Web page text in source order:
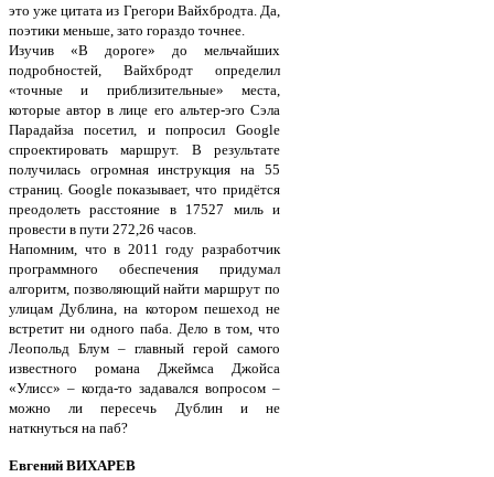
это уже цитата из Грегори Вайхбродта. Да,
поэтики меньше, зато гораздо точнее.
Изучив «В дороге» до мельчайших
подробностей, Вайхбродт определил
«точные и приблизительные» места,
которые автор в лице его альтер-эго Сэла
Парадайза посетил, и попросил Google
спроектировать маршрут. В результате
получилась огромная инструкция на 55
страниц. Google показывает, что придётся
преодолеть расстояние в 17527 миль и
провести в пути 272,26 часов.
Напомним, что в 2011 году разработчик
программного обеспечения придумал
алгоритм, позволяющий найти маршрут по
улицам Дублина, на котором пешеход не
встретит ни одного паба. Дело в том, что
Леопольд Блум – главный герой самого
известного романа Джеймса Джойса
«Улисс» – когда-то задавался вопросом –
можно ли пересечь Дублин и не
наткнуться на паб?
Евгений ВИХАРЕВ